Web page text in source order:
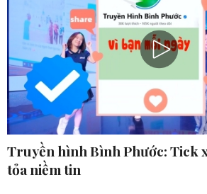
Truyền hình Bình Phước: Tick
tỏa niềm tin